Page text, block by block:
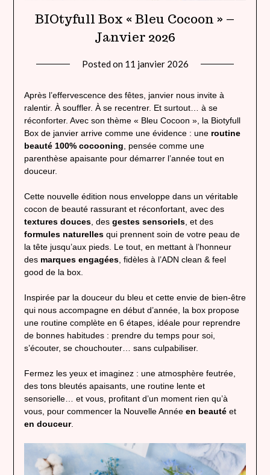
BIOtyfull Box « Bleu Cocoon » –
Janvier 2026
Posted on 11 janvier 2026
heavenly
Après l’effervescence des fêtes, janvier nous invite à
ralentir. À souffler. À se recentrer. Et surtout… à se
réconforter. Avec son thème « Bleu Cocoon », la Biotyfull
Box de janvier arrive comme une évidence : une routine
beauté 100% cocooning , pensée comme une
parenthèse apaisante pour démarrer l’année tout en
douceur.
Cette nouvelle édition nous enveloppe dans un véritable
cocon de beauté rassurant et réconfortant, avec des
textures douces, des gestes sensoriels, et des
formules naturellesqui prennent soin de votre peau de
la tête jusqu’aux pieds. Le tout, en mettant à l’honneur
des marques engagées, fidèles à l’ADN clean & feel
good de la box.
Inspirée par la douceur du bleu et cette envie de bien-être
qui nous accompagne en début d’année, la box propose
une routine complète en 6 étapes, idéale pour reprendre
de bonnes habitudes : prendre du temps pour soi,
s’écouter, se chouchouter… sans culpabiliser.
Fermez les yeux et imaginez : une atmosphère feutrée,
des tons bleutés apaisants, une routine lente et
sensorielle… et vous, profitant d’un moment rien qu’à
vous, pour commencer la Nouvelle Année en beautéet
en douceur.